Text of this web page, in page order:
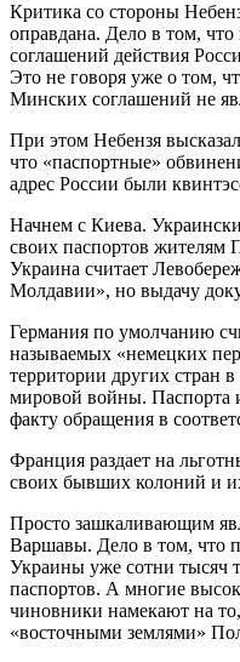
Критика со стороны
оправдана. Дело в том,
соглашений действия
Это не говоря уже о том,
Минских соглашений не
При этом Небензя
что «паспортные»
адрес России были
Начнем с Киева.
своих паспортов жителям
Украина считает
Молдавии», но выдачу
Германия по умолчанию
называемых «немецких
территории других стран
мировой войны. Паспорта
факту обращения в
Франция раздает на
своих бывших колоний и
Просто зашкаливающим
Варшавы. Дело в том, что
Украины уже сотни тысяч
паспортов. А многие
чиновники намекают на
«восточными землями»